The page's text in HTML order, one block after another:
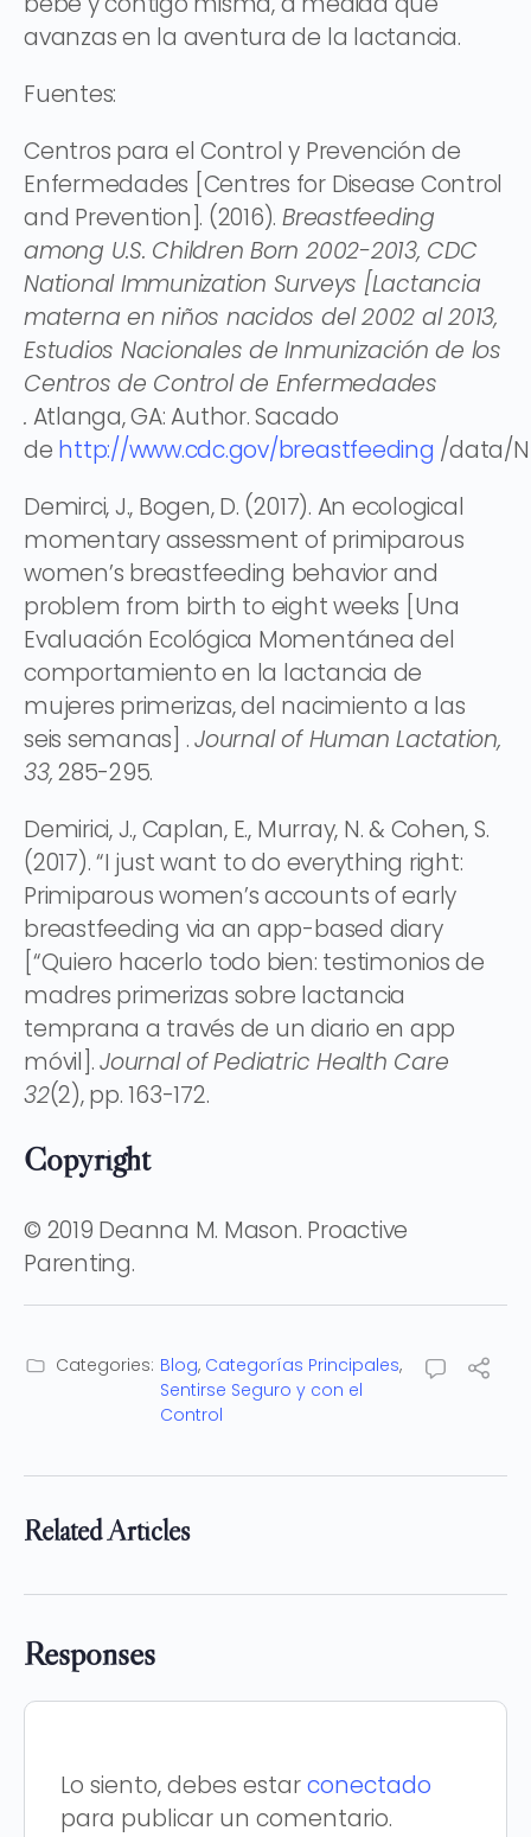
avanzas en la aventura de la lactancia.
Fuentes:
Centros para el Control y Prevención de
Enfermedades [Centres for Disease Control
and Prevention]. (2016). Breastfeeding
among U.S. Children Born 2002-2013, CDC
National Immunization Surveys [Lactancia
materna en niños nacidos del 2002 al 2013,
Estudios Nacionales de Inmunización de los
Centros de Control de Enfermedades
. Atlanga, GA: Author. Sacado
de http://www.cdc.gov/breastfeeding /data/
Demirci, J., Bogen, D. (2017). An ecological
momentary assessment of primiparous
women’s breastfeeding behavior and
problem from birth to eight weeks [Una
Evaluación Ecológica Momentánea del
comportamiento en la lactancia de
mujeres primerizas, del nacimiento a las
seis semanas] .Journal of Human Lactation,
33,285-295.
Demirici, J., Caplan, E., Murray, N. & Cohen, S.
(2017). “I just want to do everything right:
Primiparous women’s accounts of early
breastfeeding via an app-based diary
[“Quiero hacerlo todo bien: testimonios de
madres primerizas sobre lactancia
temprana a través de un diario en app
móvil].Journal of Pediatric Health Care
32(2), pp. 163-172.
Copyright
© 2019 Deanna M. Mason. Proactive
Parenting.
Categories: Blog, Categorías Principales,
Sentirse Seguro y con el
Control
Related Articles
Responses
Lo siento, debes estarconectado
para publicar un comentario.